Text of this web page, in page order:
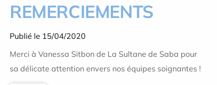
REMERCIEMENTS
Publié le 15/04/2020
Merci à Vanessa Sitbon de La Sultane de Saba pour
sa délicate attention envers nos équipes soignantes !